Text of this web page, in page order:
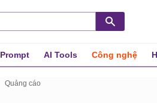
Prompt AI Tools Công nghệ